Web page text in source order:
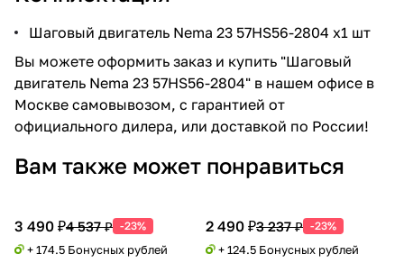
Шаговый двигатель Nema 23 57HS56-2804 x1 шт
Вы можете оформить заказ и купить "Шаговый
двигатель Nema 23 57HS56-2804" в нашем офисе в
Москве самовывозом, с гарантией от
официального дилера, или доставкой по России!
Вам также может понравиться
3 490 ₽4 537 ₽ -23%
+ 174.5 Бонусных рублей
2 490 ₽3 237 ₽ -23%
+ 124.5 Бонусных рублей